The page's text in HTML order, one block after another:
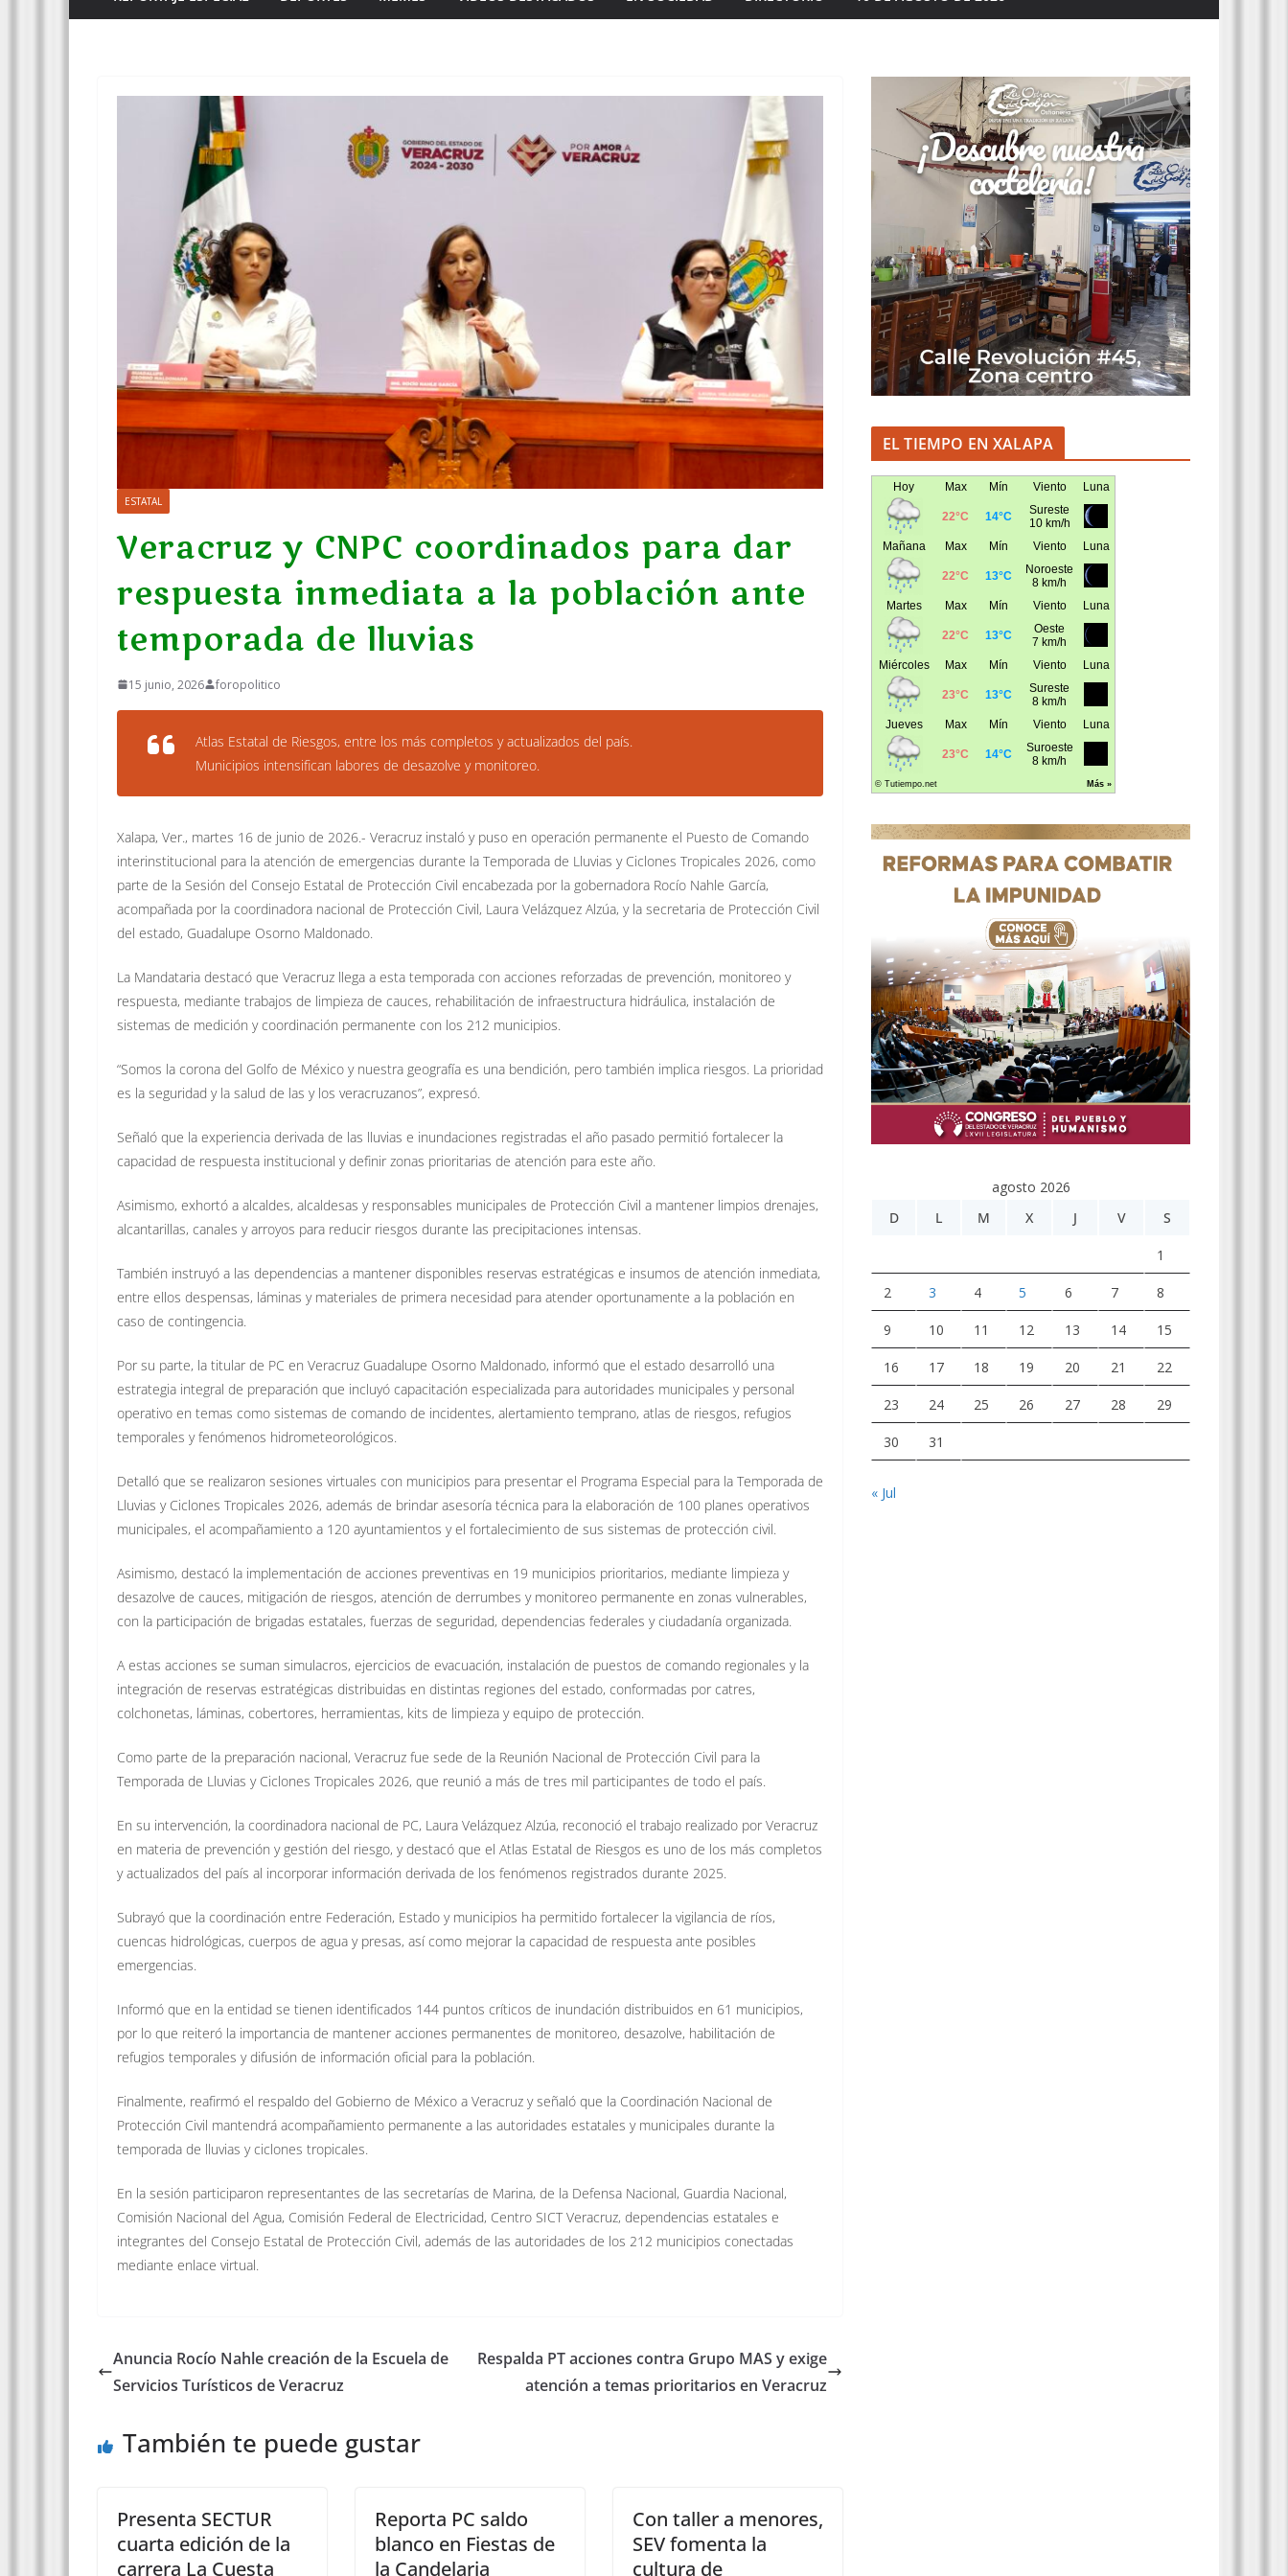
ESTATAL
Veracruz y CNPC coordinados para dar
respuesta inmediata a la población ante
temporada de lluvias
15 junio, 2026 foropolitico
Atlas Estatal de Riesgos, entre los más completos y actualizados del país.
Municipios intensifican labores de desazolve y monitoreo.
Xalapa, Ver., martes 16 de junio de 2026.- Veracruz instaló y puso en operación permanente el Puesto de Comando
interinstitucional para la atención de emergencias durante la Temporada de Lluvias y Ciclones Tropicales 2026, como
parte de la Sesión del Consejo Estatal de Protección Civil encabezada por la gobernadora Rocío Nahle García,
acompañada por la coordinadora nacional de Protección Civil, Laura Velázquez Alzúa, y la secretaria de Protección Civil
del estado, Guadalupe Osorno Maldonado.
La Mandataria destacó que Veracruz llega a esta temporada con acciones reforzadas de prevención, monitoreo y
respuesta, mediante trabajos de limpieza de cauces, rehabilitación de infraestructura hidráulica, instalación de
sistemas de medición y coordinación permanente con los 212 municipios.
“Somos la corona del Golfo de México y nuestra geografía es una bendición, pero también implica riesgos. La prioridad
es la seguridad y la salud de las y los veracruzanos”, expresó.
Señaló que la experiencia derivada de las lluvias e inundaciones registradas el año pasado permitió fortalecer la
capacidad de respuesta institucional y definir zonas prioritarias de atención para este año.
Asimismo, exhortó a alcaldes, alcaldesas y responsables municipales de Protección Civil a mantener limpios drenajes,
alcantarillas, canales y arroyos para reducir riesgos durante las precipitaciones intensas.
También instruyó a las dependencias a mantener disponibles reservas estratégicas e insumos de atención inmediata,
entre ellos despensas, láminas y materiales de primera necesidad para atender oportunamente a la población en
caso de contingencia.
Por su parte, la titular de PC en Veracruz Guadalupe Osorno Maldonado, informó que el estado desarrolló una
estrategia integral de preparación que incluyó capacitación especializada para autoridades municipales y personal
operativo en temas como sistemas de comando de incidentes, alertamiento temprano, atlas de riesgos, refugios
temporales y fenómenos hidrometeorológicos.
Detalló que se realizaron sesiones virtuales con municipios para presentar el Programa Especial para la Temporada de
Lluvias y Ciclones Tropicales 2026, además de brindar asesoría técnica para la elaboración de 100 planes operativos
municipales, el acompañamiento a 120 ayuntamientos y el fortalecimiento de sus sistemas de protección civil.
Asimismo, destacó la implementación de acciones preventivas en 19 municipios prioritarios, mediante limpieza y
desazolve de cauces, mitigación de riesgos, atención de derrumbes y monitoreo permanente en zonas vulnerables,
con la participación de brigadas estatales, fuerzas de seguridad, dependencias federales y ciudadanía organizada.
A estas acciones se suman simulacros, ejercicios de evacuación, instalación de puestos de comando regionales y la
integración de reservas estratégicas distribuidas en distintas regiones del estado, conformadas por catres,
colchonetas, láminas, cobertores, herramientas, kits de limpieza y equipo de protección.
Como parte de la preparación nacional, Veracruz fue sede de la Reunión Nacional de Protección Civil para la
Temporada de Lluvias y Ciclones Tropicales 2026, que reunió a más de tres mil participantes de todo el país.
En su intervención, la coordinadora nacional de PC, Laura Velázquez Alzúa, reconoció el trabajo realizado por Veracruz
en materia de prevención y gestión del riesgo, y destacó que el Atlas Estatal de Riesgos es uno de los más completos
y actualizados del país al incorporar información derivada de los fenómenos registrados durante 2025.
Subrayó que la coordinación entre Federación, Estado y municipios ha permitido fortalecer la vigilancia de ríos,
cuencas hidrológicas, cuerpos de agua y presas, así como mejorar la capacidad de respuesta ante posibles
emergencias.
Informó que en la entidad se tienen identificados 144 puntos críticos de inundación distribuidos en 61 municipios,
por lo que reiteró la importancia de mantener acciones permanentes de monitoreo, desazolve, habilitación de
refugios temporales y difusión de información oficial para la población.
Finalmente, reafirmó el respaldo del Gobierno de México a Veracruz y señaló que la Coordinación Nacional de
Protección Civil mantendrá acompañamiento permanente a las autoridades estatales y municipales durante la
temporada de lluvias y ciclones tropicales.
En la sesión participaron representantes de las secretarías de Marina, de la Defensa Nacional, Guardia Nacional,
Comisión Nacional del Agua, Comisión Federal de Electricidad, Centro SICT Veracruz, dependencias estatales e
integrantes del Consejo Estatal de Protección Civil, además de las autoridades de los 212 municipios conectadas
mediante enlace virtual.
Anuncia Rocío Nahle creación de la Escuela de
Servicios Turísticos de Veracruz
Respalda PT acciones contra Grupo MAS y exige
atención a temas prioritarios en Veracruz
También te puede gustar
Presenta SECTUR
cuarta edición de la
carrera La Cuesta
Reporta PC saldo
blanco en Fiestas de
la Candelaria
Con taller a menores,
SEV fomenta la
cultura de
EL TIEMPO EN XALAPA
agosto 2026
D
L M X J V S
1
2 3 4 5 6 7 8
9 10 11 12 13 14 15
16 17 18 19 20 21 22
23 24 25 26 27 28 29
30 31
« Jul